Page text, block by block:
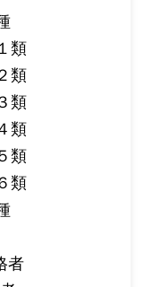
類
類
類
類
類
類
者